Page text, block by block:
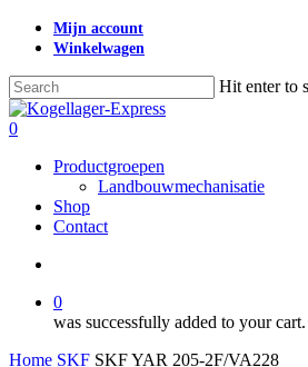
Skip
content
Mijn account
Winkelwagen
Hit enter to
Close
Search
search
0
Productgroepen
Landbouwmechanisatie
Shop
Contact
0
was successfully added to your cart.
Home SKF SKF YAR 205-2F/VA228